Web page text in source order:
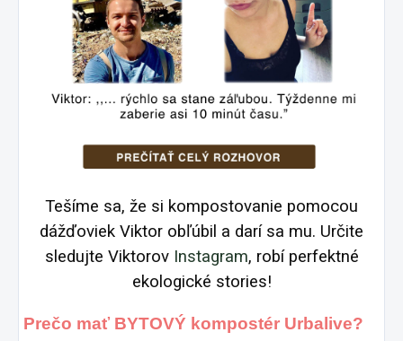
Tešíme sa, že si kompostovanie pomocou
dážďoviek Viktor obľúbil a darí sa mu. Určite
sledujte Viktorov Instagram, robí perfektné
ekologické stories!
Prečo mať BYTOVÝ kompostér Urbalive?